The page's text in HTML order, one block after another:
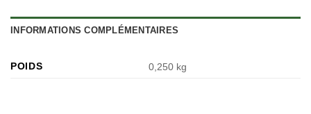
INFORMATIONS COMPLÉMENTAIRES
POIDS 0,250 kg